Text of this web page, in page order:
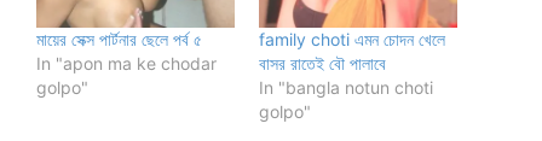
মায়ের সেক্স পার্টনার ছেলে পর্ব ৫
In "apon ma ke chodar
golpo"
family choti এমন চোদন খেলে
বাসর রাতেই বৌ পালাবে
In "bangla notun choti
golpo"